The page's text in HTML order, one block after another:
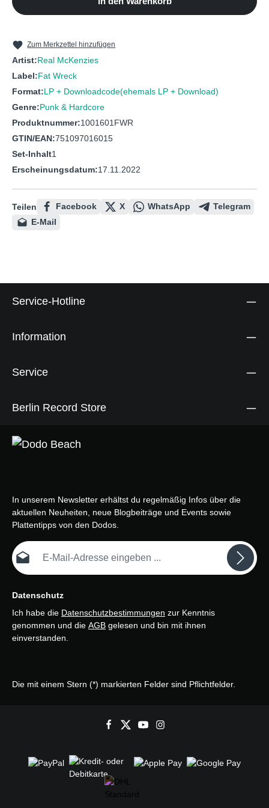
12 Blow the man down
Zum Merkzettel hinzufügen
Artist:Real McKenzies
Label:Fat Wreck
Format:LP + Downloadcode(ehemals LP + Download)
Genre:Punk & Hardcore
Produktnummer:1001601FWR
GTIN/EAN:751097016015
Set-Inhalt1
Erscheinungsdatum:17.11.2022
Teilen Facebook X WhatsApp
Telegram
E-Mail
Service-Hotline
Information
Service
Berlin Record Store
In unserem Newsletter erhältst du regelmäßig Infos über die
aktuellen Neuheiten, neue Blogbeiträge und Events sowie
Plattentipps von den Dodos.
E-Mail-Adresse*
Datenschutz
Ich habe die Datenschutzbestimmungen zur Kenntnis
genommen und die AGB gelesen und bin mit ihnen
einverstanden.
Die mit einem Stern (*) markierten Felder sind Pflichtfelder.